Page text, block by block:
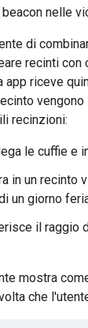
nelle
di
recinti con
app riceve
recinzioni:
le cuffie e
in un recinto
un giorno
il raggio
mostra
che